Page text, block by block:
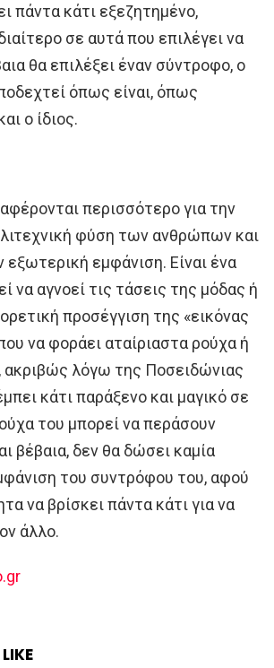
πάντα κάτι εξεζητημένο,
σε αυτά που επιλέγει να
θα επιλέξει έναν σύντροφο, ο
όπως είναι, όπως
ο ίδιος.
περισσότερο για την
φύση των ανθρώπων και
εξωτερική εμφάνιση. Είναι ένα
να αγνοεί τις τάσεις της μόδας ή
προσέγγιση της «εικόνας
να φοράει αταίριαστα ρούχα ή
λόγω της Ποσειδώνιας
κάτι παράξενο και μαγικό σε
του μπορεί να περάσουν
βέβαια, δεν θα δώσει καμία
του συντρόφου του, αφού
να βρίσκει πάντα κάτι για να
άλλο.